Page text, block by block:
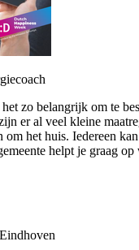
zo belangrijk om te
er al veel kleine
om het huis. Iedereen
helpt je graag op